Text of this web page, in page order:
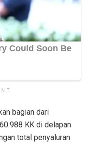
bagian dari
KK di delapan
total penyaluran